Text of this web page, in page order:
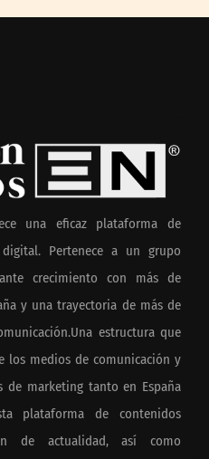
una eficaz plataforma de
Pertenece a un grupo
crecimiento con más de
y una trayectoria de más de
estructura que
los medios de comunicación y
de marketing tanto en España
plataforma de contenidos
de actualidad, así como